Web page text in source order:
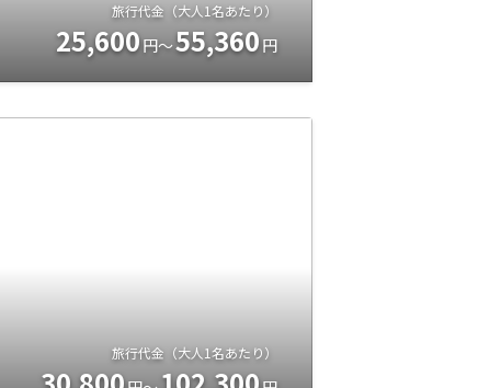
旅行代金（大人1名あたり）
25,600円～55,360円
旅行代金（大人1名あたり）